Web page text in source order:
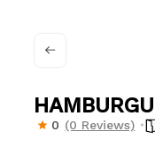
0 (0 Reviews)